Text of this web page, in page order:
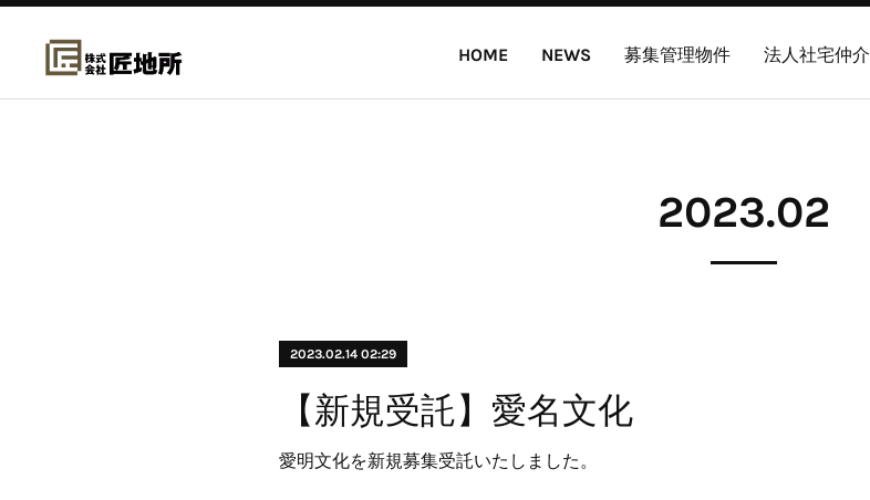
HOME NEWS 募集管理物件 法人社宅仲介
2023.02
2023.02.14 02:29
【新規受託】愛名文化
愛明文化を新規募集受託いたしました。